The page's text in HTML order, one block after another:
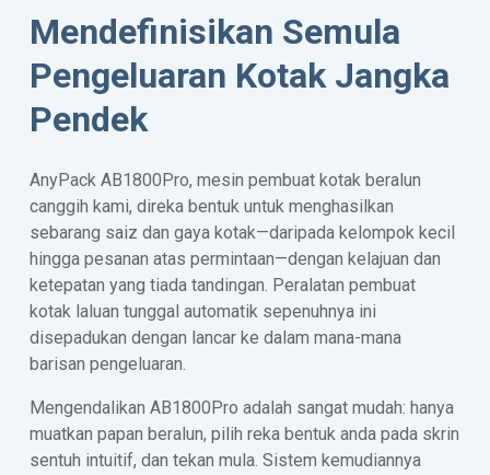
Mendefinisikan Semula
Pengeluaran Kotak Jangka
Pendek
AnyPack AB1800Pro, mesin pembuat kotak beralun
canggih kami, direka bentuk untuk menghasilkan
sebarang saiz dan gaya kotak—daripada kelompok kecil
hingga pesanan atas permintaan—dengan kelajuan dan
ketepatan yang tiada tandingan. Peralatan pembuat
kotak laluan tunggal automatik sepenuhnya ini
disepadukan dengan lancar ke dalam mana-mana
barisan pengeluaran.
Mengendalikan AB1800Pro adalah sangat mudah: hanya
muatkan papan beralun, pilih reka bentuk anda pada skrin
sentuh intuitif, dan tekan mula. Sistem kemudiannya